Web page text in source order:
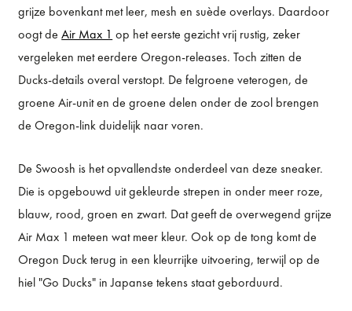
grijze bovenkant met leer, mesh en suède overlays. Daardoor
oogt deAir Max 1 op het eerste gezicht vrij rustig, zeker
vergeleken met eerdere Oregon-releases. Toch zitten de
Ducks-details overal verstopt. De felgroene veterogen, de
groene Air-unit en de groene delen onder de zool brengen
de Oregon-link duidelijk naar voren.
De Swoosh is het opvallendste onderdeel van deze sneaker.
Die is opgebouwd uit gekleurde strepen in onder meer roze,
blauw, rood, groen en zwart. Dat geeft de overwegend grijze
Air Max 1 meteen wat meer kleur. Ook op de tong komt de
Oregon Duck terug in een kleurrijke uitvoering, terwijl op de
hiel "Go Ducks" in Japanse tekens staat geborduurd.